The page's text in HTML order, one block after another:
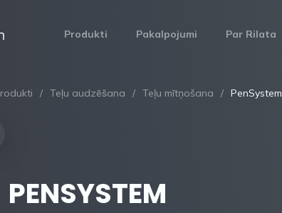
Produkti Pakalpojumi Par Rilata
Teļu audzēšana Teļu mītņošana PenSystem
PENSYSTEM